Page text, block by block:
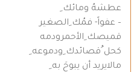
عطشهُ ومائك ِ
– عفواً- فمُك ِالصغير
قميصك ِالأحمرودمه
كحل ُقصائدك ِودموعه ِ
مالايريد أن يبوحَ به ِ